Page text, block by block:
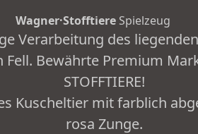
Wagner·Stofftiere Spielzeug
Verarbeitung des
Bewährte Premium
STOFFTIERE!
Kuscheltier mit farblich
rosa Zunge.